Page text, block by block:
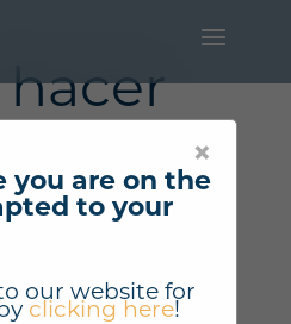
×
you are on the
to your
our website for
clicking here!
de
de
?